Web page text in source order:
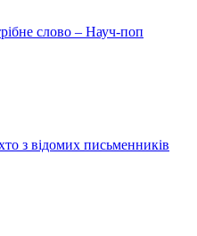
слово – Науч-поп
з відомих письменників